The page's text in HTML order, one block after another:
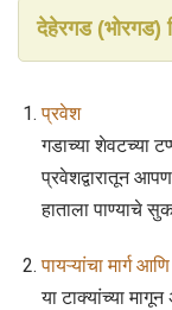
देहेरगड (भोरगड)
प्रवेश
गडाच्या शेवटच्या
प्रवेशद्वारातून आपण
हाताला पाण्याचे
पायऱ्यांचा मार्ग
या टाक्यांच्या